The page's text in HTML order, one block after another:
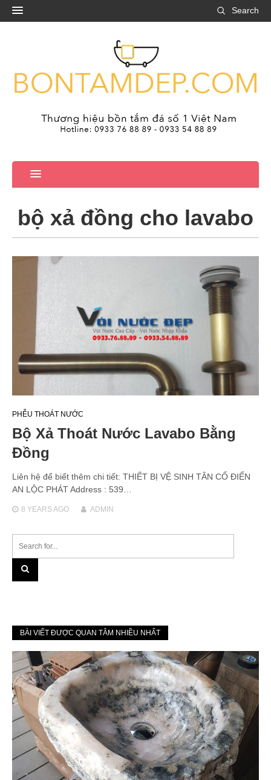
Search
bộ xả đồng cho lavabo
PHỄU THOÁT NƯỚC
Bộ Xả Thoát Nước Lavabo Bằng
Đồng
Liên hệ để biết thêm chi tiết: THIẾT BỊ VỆ SINH TÂN CỔ ĐIỂN
AN LỘC PHÁT Address : 539…
8 YEARSAGO ADMIN
BÀI VIẾT ĐƯỢC QUAN TÂM NHIỀU NHẤT